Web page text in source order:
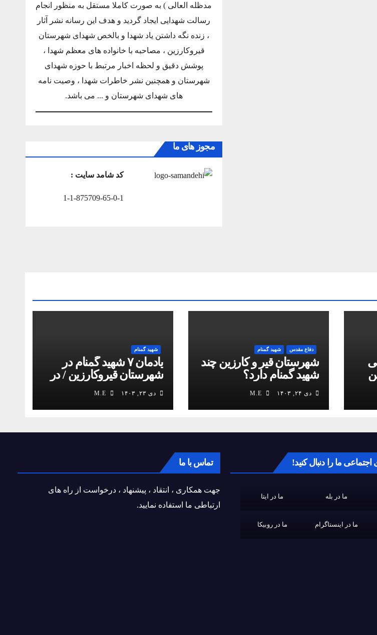
مدظله العالی ) به صورت کاملا مستقل به منظور انجام
رسالت شهدایی ایجاد گردید و هدف این رسانه نشر آثار
، زنده نگه داشتن یاد شهدا و بالخص شهدای شهرستان
قیروکارزین ، مصاحبه با خانواده های معظم شهدا ،
پوشش دقیق و لحظه اخبار مرتبط با حوزه شهدای
شهرستان و همچنین نشر خاطرات شهدا ، وصیت نامه
های شهدای شهرستان و ... می باشد.
مجوز های ما
کد شامد سایت :
1-1-875709-65-0-1
دفاع مقدس شهید گمنام
شهرستان قیر و کارزین چند
شهید گمنام دارد؟
دی ۲۴, ۱۴۰۳
شهید گمنام
یادمان ۷ شهید گمنام در
شهرستان قیروکارزین / در
دی ۲۳, ۱۴۰۳
ما را دنبال کنید!
ما در بله ما در ایتا
ما در اینستاگرام ما در روبیکا
تماس با ما
جهت همکاری ، انتقاد ، پیشنهاد ، درخواست از راه های
ارتباطی ما استفاده نمایید.